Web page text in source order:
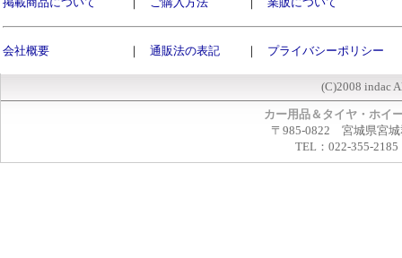
会社概要 ｜ 通販法の表記 ｜ プライバシーポリシー
(C)2008 indac
カー用品＆タイヤ・ホイ
〒985-0822 宮城県宮城
TEL：022-355-